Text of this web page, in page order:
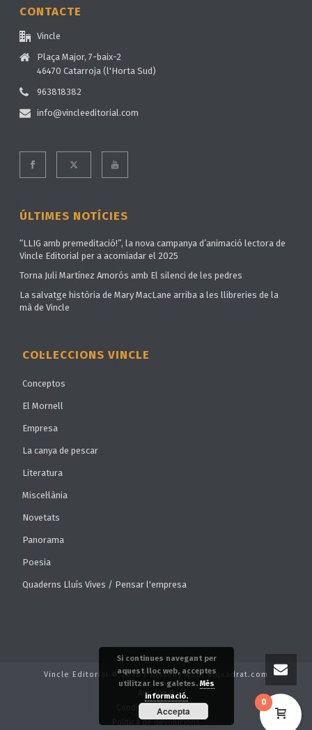
CONTACTE
Vincle
Plaça Major, 7-baix-2
46470 Catarroja (l'Horta Sud)
963818382
info@vincleeditorial.com
ÚLTIMES NOTÍCIES
“LLIG amb premeditació!”, la nova campanya d’animació lectora de
Vincle Editorial per a acomiadar el 2025
Torna Juli Martínez Amorós amb El silenci de les pedres
La salvatge història de Mary MacLane arriba a les llibreries de la
mà de Vincle
COL·LECCIONS VINCLE
Conceptos
El Mornell
Empresa
La canya de pescar
Literatura
Miscel·lània
Novetats
Panorama
Poesia
Quaderns Lluís Vives / Pensar l'empresa
Vincle Editorial © 2018 | Disseny web: alquadrat.com
Avís legal
Condicions de venda
Política de devolucions
0
Si continues navegant per
aquest lloc web, acceptes
utilitzar les galetes. Més
informació.
Accepta